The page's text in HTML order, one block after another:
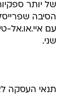
של יותר
הסיבה
עם איי.או.אל-
שני.
תנאי העסקה